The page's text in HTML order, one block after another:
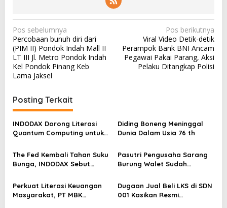
N
a
v
i
a
s
i
o
s
Pos sebelumnya
Percobaan bunuh diri dari
(PIM II) Pondok Indah Mall II
LT III Jl. Metro Pondok Indah
Kel Pondok Pinang Keb
Lama Jaksel
Pos berikutnya
Viral Video Detik-detik
Perampok Bank BNI Ancam
Pegawai Pakai Parang, Aksi
Pelaku Ditangkap Polisi
Posting Terkait
INDODAX Dorong Literasi
Quantum Computing untuk
Blockchain
Diding Boneng Meninggal
Dunia Dalam Usia 76 th
The Fed Kembali Tahan Suku
Bunga, INDODAX Sebut
Sentimen Pasar
Pasutri Pengusaha Sarang
Burung Walet Sudah
Pelapor Desak Polda Jambi
Segera Lakukan Penahanan
Perkuat Literasi Keuangan
Masyarakat, PT MBK
Dugaan Jual Beli LKS di SDN
001 Kasikan Resmi